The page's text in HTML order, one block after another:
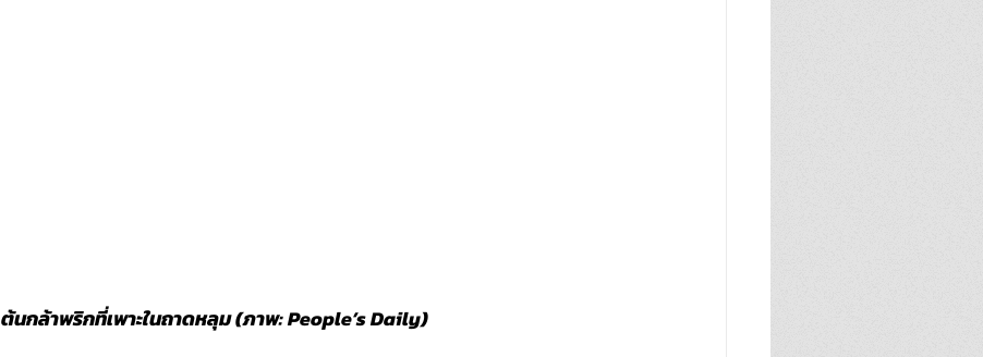
ต้นกล้าพริกที่เพาะในถาดหลุม (ภาพ: People’s Daily)